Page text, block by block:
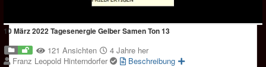
10 März 2022 Tagesenergie Gelber Samen Ton 13
121 Ansichten
4 Jahre her
Franz Leopold Hinterndorfer
Beschreibung